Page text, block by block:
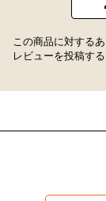
この商品に対する
レビューを投稿す